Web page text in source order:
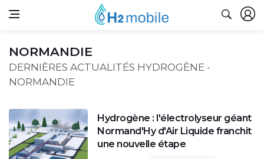
NORMANDIE
DERNIÈRES ACTUALITÉS HYDROGÈNE -
NORMANDIE
Hydrogène : l'électrolyseur géant
Normand'Hy d'Air Liquide franchit
une nouvelle étape